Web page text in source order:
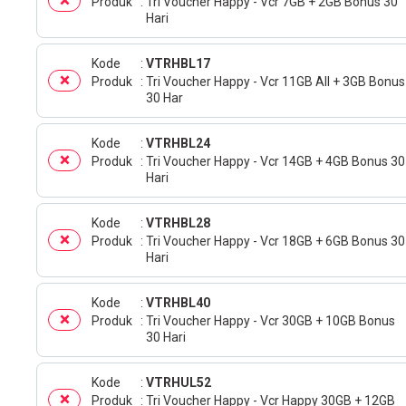
Hari
Kode
VTRHBL17
Produk
Tri Voucher Happy - Vcr 11GB All + 3GB Bonus
30 Har
Kode
VTRHBL24
Produk
Tri Voucher Happy - Vcr 14GB + 4GB Bonus 30
Hari
Kode
VTRHBL28
Produk
Tri Voucher Happy - Vcr 18GB + 6GB Bonus 30
Hari
Kode
VTRHBL40
Produk
Tri Voucher Happy - Vcr 30GB + 10GB Bonus
30 Hari
Kode
VTRHUL52
Produk
Tri Voucher Happy - Vcr Happy 30GB + 12GB